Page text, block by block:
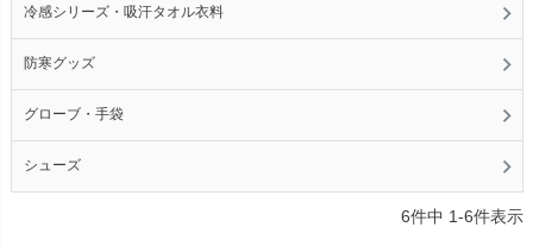
冷感シリーズ・吸汗タオル衣料
防寒グッズ
グローブ・手袋
シューズ
6件中 1-6件表示